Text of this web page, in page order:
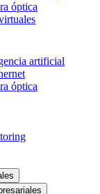
óptica
artificial
óptica